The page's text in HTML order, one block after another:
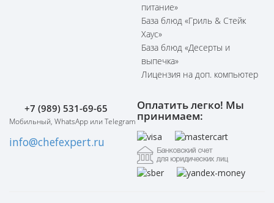
питание»
База блюд «Гриль & Стейк
Хаус»
База блюд «Десерты и
выпечка»
Лицензия на доп. компьютер
+7 (989) 531-69-65
Мобильный, WhatsApp или Telegram
info@chefexpert.ru
Оплатить легко! Мы
принимаем: